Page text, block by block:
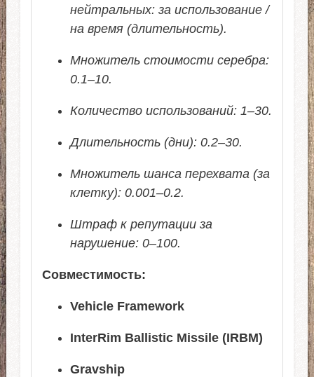
нейтральных: за использование /
на время (длительность).
Множитель стоимости серебра:
0.1–10.
Количество использований: 1–30.
Длительность (дни): 0.2–30.
Множитель шанса перехвата (за
клетку): 0.001–0.2.
Штраф к репутации за
нарушение: 0–100.
Совместимость:
Vehicle Framework
InterRim Ballistic Missile (IRBM)
Gravship